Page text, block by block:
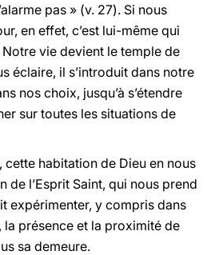
pas » (v. 27). Si nous
en effet, c’est lui-même qui
vie devient le temple de
éclaire, il s’introduit dans notre
nos choix, jusqu’à s’étendre
sur toutes les situations de
habitation de Dieu en nous
de l’Esprit Saint, qui nous prend
expérimenter, y compris dans
présence et la proximité de
sa demeure.